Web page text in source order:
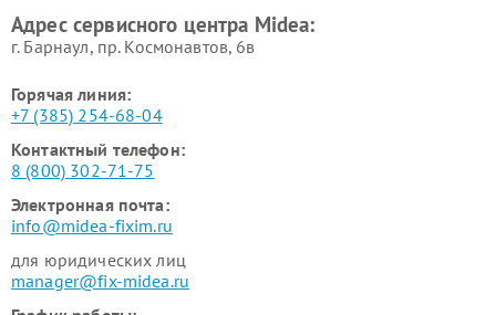
Midea
Адрес сервисного центра Midea:
г. Барнаул, ​пр. Космонавтов, 6в
Горячая линия:
+7 (385) 254-68-04
Контактный телефон:
8 (800) 302-71-75
Электронная почта:
info@midea-fixim.ru
для юридических лиц
manager@fix-midea.ru